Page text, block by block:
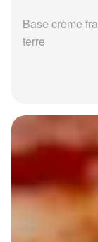
Base crème
terre